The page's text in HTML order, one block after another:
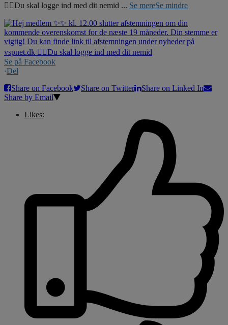
☝🏼Du skal logge ind med dit nemid ... Se mereSe mindre
Se på Facebook
·Del
Share on Facebook
Share on Twitter
Share on Linked In
Share by Email
Likes: